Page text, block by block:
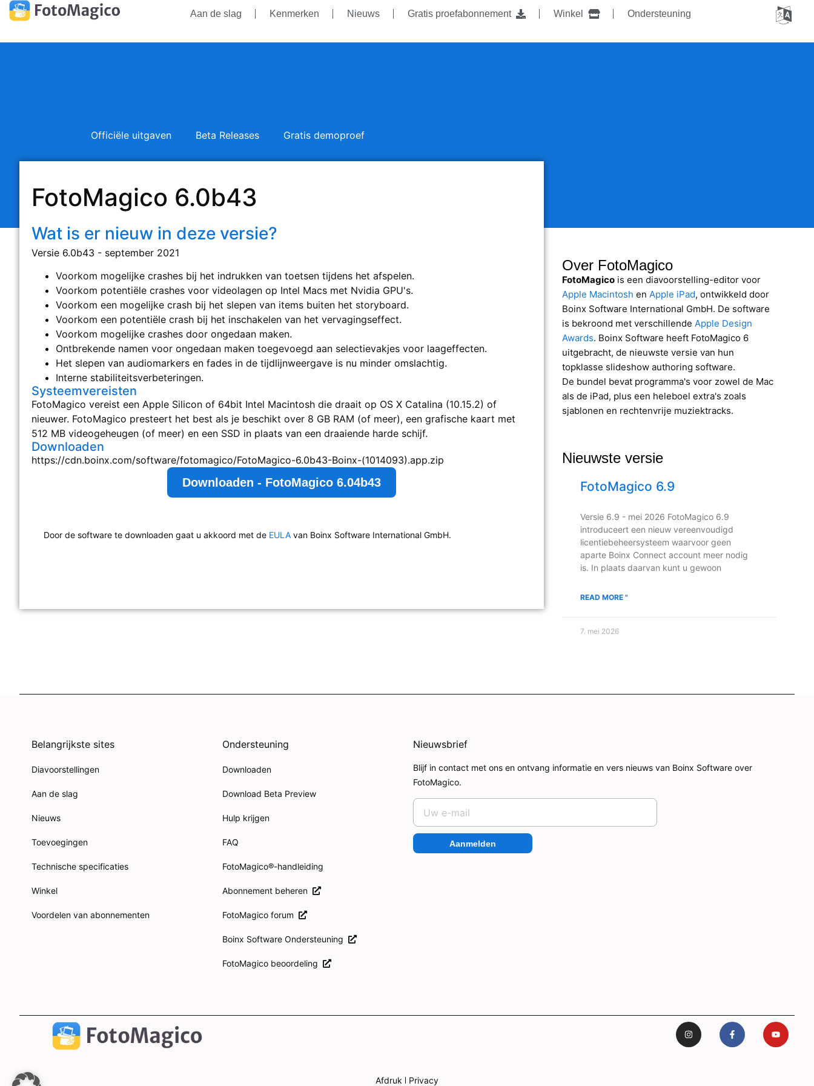
Aan de slag Kenmerken Nieuws Gratis proefabonnement Winkel Ondersteuning
Officiële uitgaven Beta Releases Gratis demoproef
FotoMagico 6.0b43
Wat is er nieuw in deze versie?
Versie 6.0b43 - september 2021
Voorkom mogelijke crashes bij het indrukken van toetsen tijdens het afspelen.
Voorkom potentiële crashes voor videolagen op Intel Macs met Nvidia GPU's.
Voorkom een mogelijke crash bij het slepen van items buiten het storyboard.
Voorkom een potentiële crash bij het inschakelen van het vervagingseffect.
Voorkom mogelijke crashes door ongedaan maken.
Ontbrekende namen voor ongedaan maken toegevoegd aan selectievakjes voor laageffecten.
Het slepen van audiomarkers en fades in de tijdlijnweergave is nu minder omslachtig.
Interne stabiliteitsverbeteringen.
Systeemvereisten
FotoMagico vereist een Apple Silicon of 64bit Intel Macintosh die draait op OS X Catalina (10.15.2) of
nieuwer. FotoMagico presteert het best als je beschikt over 8 GB RAM (of meer), een grafische kaart met
512 MB videogeheugen (of meer) en een SSD in plaats van een draaiende harde schijf.
Downloaden
https://cdn.boinx.com/software/fotomagico/FotoMagico-6.0b43-Boinx-(1014093).app.zip
Downloaden - FotoMagico 6.04b43
Door de software te downloaden gaat u akkoord met de EULA van Boinx Software International GmbH.
Over FotoMagico
FotoMagico is een diavoorstelling-editor voor
Apple Macintosh enApple iPad, ontwikkeld door
Boinx Software International GmbH. De software
is bekroond met verschillendeApple Design
Awards. Boinx Software heeft FotoMagico 6
uitgebracht, de nieuwste versie van hun
topklasse slideshow authoring software.
De bundel bevat programma's voor zowel de Mac
als de iPad, plus een heleboel extra's zoals
sjablonen en rechtenvrije muziektracks.
Nieuwste versie
FotoMagico 6.9
Versie 6.9 - mei 2026 FotoMagico 6.9
introduceert een nieuw vereenvoudigd
licentiebeheersysteem waarvoor geen
aparte Boinx Connect account meer nodig
is. In plaats daarvan kunt u gewoon
READ MORE "
7. mei 2026
Belangrijkste sites
Diavoorstellingen
Aan de slag
Nieuws
Toevoegingen
Technische specificaties
Winkel
Voordelen van abonnementen
Ondersteuning
Downloaden
Download Beta Preview
Hulp krijgen
FAQ
FotoMagico®-handleiding
Abonnement beheren
FotoMagico forum
Boinx Software Ondersteuning
FotoMagico beoordeling
Nieuwsbrief
Blijf in contact met ons en ontvang informatie en vers nieuws van Boinx Software over
FotoMagico.
Aanmelden
Afdruk Privacy